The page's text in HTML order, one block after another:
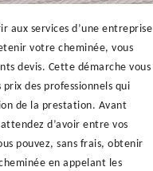
aux services d’une entreprise
votre cheminée, vous
devis. Cette démarche vous
des professionnels qui
de la prestation. Avant
d’avoir entre vos
pouvez, sans frais, obtenir
en appelant les